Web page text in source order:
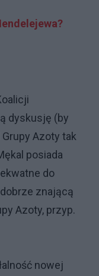
dyskusję (by
Azoty tak
posiada
do
znającą
Azoty, przyp.
nowej